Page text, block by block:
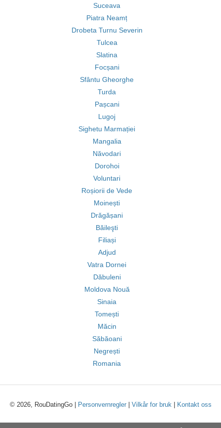
Suceava
Piatra Neamț
Drobeta Turnu Severin
Tulcea
Slatina
Focșani
Sfântu Gheorghe
Turda
Pașcani
Lugoj
Sighetu Marmației
Mangalia
Năvodari
Dorohoi
Voluntari
Roșiorii de Vede
Moinești
Drăgășani
Băileşti
Filiași
Adjud
Vatra Dornei
Dăbuleni
Moldova Nouă
Sinaia
Tomești
Măcin
Săbăoani
Negrești
Romania
© 2026, RouDatingGo | Personvernregler| Vilkår for bruk| Kontakt oss